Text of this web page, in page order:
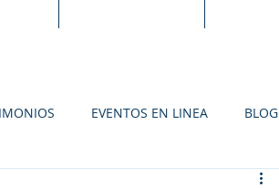
EVENTOS EN LINEA BLOG